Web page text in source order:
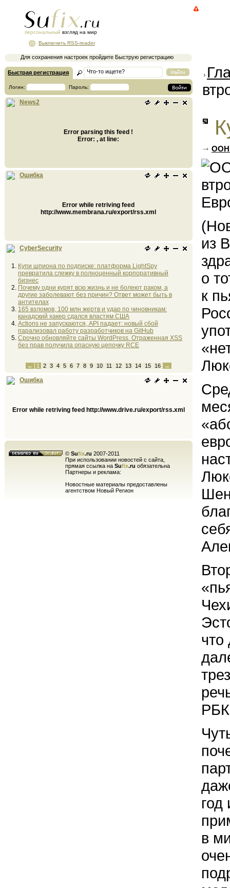
персональный взгляд на мир
Для сохранения настроек пройдите Быструю регистрацию
Выключить RSS-reader
Быстрая регистрация
Логин: Пароль:
News2
Error parsing this feed !
Error: , at line:
Ошибка
Error while retriving feed
http://www.membrana.ru/export/rss.xml
CyberSecurity
Купи шпиона по подписке: платформа LightSpy
превратила слежку в полноценный корпоративный
бизнес
Почему одни курят всю жизнь и не болеют раком, а
другие заболевают без причин? Ответ может быть в
антителах
165 взломов, 100 млн жертв и удар по чиновникам:
канадский хакер сдался властям США
Actions не запускаются, API падает: новый сбой
парализовал работу разработчиков на GitHub
Срочно обновляйте сайты WordPress. Отраженная XSS
без прав получила опасную цепочку RCE
← 1 2 3 4 5 6 7 8 9 10 11 12 13 14 15 16 →
Ошибка
Error while retriving feed http://www.drive.ru/export/rss.xml
© Sufix.ru 2007-2011
При использовании новостей с сайта,
прямая ссылка на Sufix.ru обязательна
Партнеры и реклама:
Новостные материалы предоставлены
агентством Новый Регион
ООН:
из
о
к
что
в